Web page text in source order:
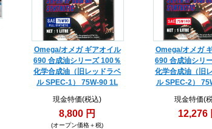
Omega/オメガ ギアオイル
690 合成油シリーズ 100％
化学合成油（旧レッドラベ
ル SPEC-1） 75W-90 1L
現金特価(税込)
8,800 円
(オープン価格＋税)
Omega/オメガ
690 合成油シリ
化学合成油（旧
ル SPEC-2）
現金特価(
12,276